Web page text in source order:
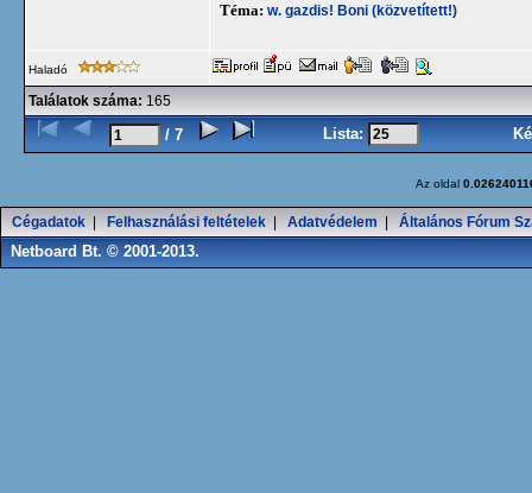
Téma: w. gazdis! Boni (közvetített!)
Haladó
Találatok száma: 165
/ 7 Lista:
Az oldal
Cégadatok Felhasználási feltételek Adatvédelem Általános Fórum
Netboard Bt. © 2001-2013.